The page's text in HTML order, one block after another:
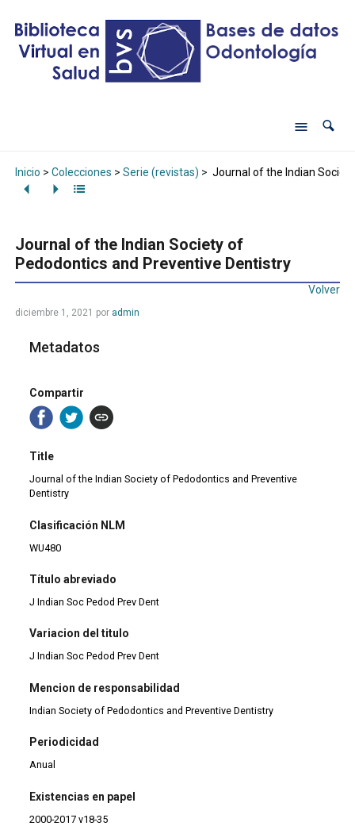
Inicio > Colecciones > Serie (revistas) > Journal of the Indian
Journal of the Indian Society of
Pedodontics and Preventive Dentistry
Volver
diciembre 1, 2021 por admin
Metadatos
Compartir
Title
Journal of the Indian Society of Pedodontics and Preventive
Dentistry
Clasificación NLM
WU480
Título abreviado
J Indian Soc Pedod Prev Dent
Variacion del titulo
J Indian Soc Pedod Prev Dent
Mencion de responsabilidad
Indian Society of Pedodontics and Preventive Dentistry
Periodicidad
Anual
Existencias en papel
2000-2017 v18-35